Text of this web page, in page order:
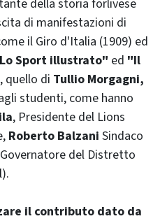
di manifestazioni di
il Giro d'Italia (1909) ed
Sport illustrato" ed "Il
quello di Tullio Morgagni,
studenti, come hanno
, Presidente del Lions
Roberto Balzani Sindaco
del Distretto
il contributo dato da